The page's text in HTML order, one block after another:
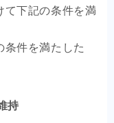
て下記の条件を満
条件を満たした
持